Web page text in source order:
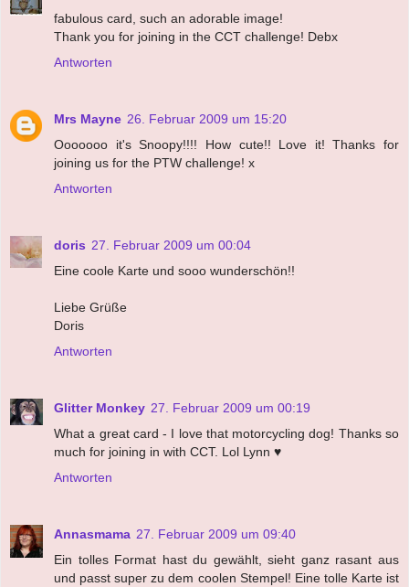
fabulous card, such an adorable image!
Thank you for joining in the CCT challenge! Debx
Antworten
Mrs Mayne 26. Februar 2009 um 15:20
Ooooooo it's Snoopy!!!! How cute!! Love it! Thanks for
joining us for the PTW challenge! x
Antworten
doris 27. Februar 2009 um 00:04
Eine coole Karte und sooo wunderschön!!
Liebe Grüße
Doris
Antworten
Glitter Monkey 27. Februar 2009 um 00:19
What a great card - I love that motorcycling dog! Thanks so
much for joining in with CCT. Lol Lynn ♥
Antworten
Annasmama 27. Februar 2009 um 09:40
Ein tolles Format hast du gewählt, sieht ganz rasant aus
und passt super zu dem coolen Stempel! Eine tolle Karte ist